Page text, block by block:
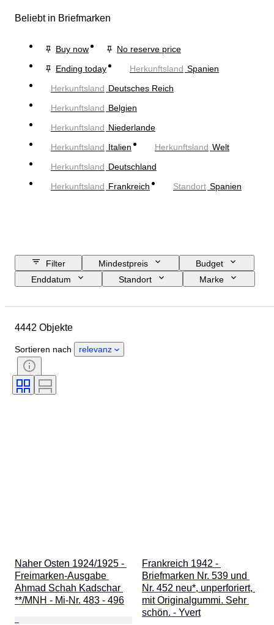
Beliebt in Briefmarken
Buy now
No reserve price
Ending today
Herkunftsland Spanien
Herkunftsland Deutsches Reich
Herkunftsland Belgien
Herkunftsland Niederlande
Herkunftsland Italien Herkunftsland Welt
Herkunftsland Deutschland
Herkunftsland Frankreich Standort Spanien
Filter Mindestpreis
Budget
Enddatum
Standort
Marke
Zustand
Stil
Unterschrift
Einband
Auflage
Verkauft von
4442 Objekte
Sortieren nach relevanz
Naher Osten 1924/1925 -
Freimarken-Ausgabe
Ahmad Schah Kadschar
**/MNH - Mi-Nr. 483 - 496
Frankreich 1942 -
Briefmarken Nr. 539 und
Nr. 452 neu*, unperforiert,
mit Originalgummi. Sehr
schön. - Yvert